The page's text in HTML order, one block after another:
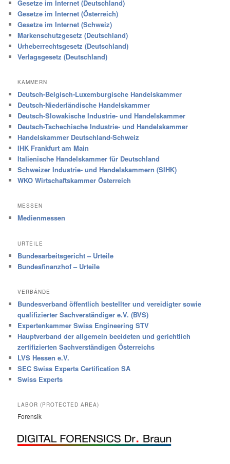
Gesetze im Internet (Deutschland)
Gesetze im Internet (Österreich)
Gesetze im Internet (Schweiz)
Markenschutzgesetz (Deutschland)
Urheberrechtsgesetz (Deutschland)
Verlagsgesetz (Deutschland)
KAMMERN
Deutsch-Belgisch-Luxemburgische Handelskammer
Deutsch-Niederländische Handelskammer
Deutsch-Slowakische Industrie- und Handelskammer
Deutsch-Tschechische Industrie- und Handelskammer
Handelskammer Deutschland-Schweiz
IHK Frankfurt am Main
Italienische Handelskammer für Deutschland
Schweizer Industrie- und Handelskammern (SIHK)
WKO Wirtschaftskammer Österreich
MESSEN
Medienmessen
URTEILE
Bundesarbeitsgericht – Urteile
Bundesfinanzhof – Urteile
VERBÄNDE
Bundesverband öffentlich bestellter und vereidigter sowie
qualifizierter Sachverständiger e.V. (BVS)
Expertenkammer Swiss Engineering STV
Hauptverband der allgemein beeideten und gerichtlich
zertifizierten Sachverständigen Österreichs
LVS Hessen e.V.
SEC Swiss Experts Certification SA
Swiss Experts
LABOR (PROTECTED AREA)
Forensik